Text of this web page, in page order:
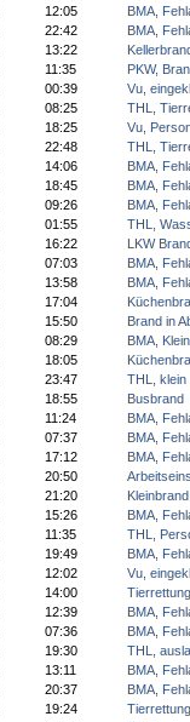
12:05
BMA,
22:42
BMA,
13:22
11:35
PKW,
00:39
Vu,
08:25
THL,
18:25
Vu,
22:48
THL,
14:06
BMA,
18:45
BMA,
09:26
BMA,
01:55
THL,
16:22
LKW
07:03
BMA,
13:58
BMA,
17:04
15:50
Brand in
08:29
BMA,
18:05
23:47
THL, klein
18:55
Busbrand
11:24
BMA,
07:37
BMA,
17:12
BMA,
20:50
21:20
15:26
BMA,
11:35
THL,
19:49
BMA,
12:02
Vu,
14:00
Tierrettung
12:39
BMA,
07:36
BMA,
19:30
THL,
13:11
BMA,
20:37
BMA,
19:24
Tierrettung